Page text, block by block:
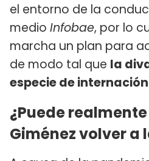
el entorno de la
medio Infobae, por lo
marcha un plan para
de modo tal que la
especie de
¿Puede
Giménez volver a